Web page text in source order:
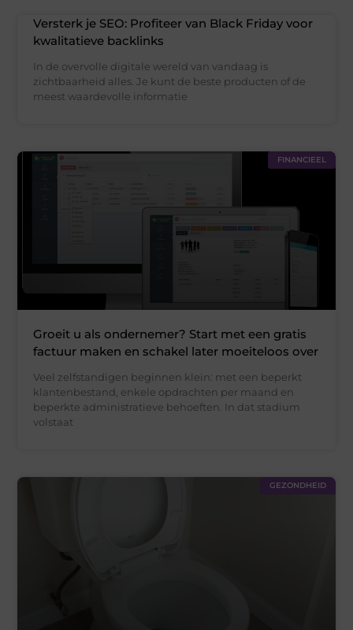
Versterk je SEO: Profiteer van Black Friday voor
kwalitatieve backlinks
In de overvolle digitale wereld van vandaag is
zichtbaarheid alles. Je kunt de beste producten of de
meest waardevolle informatie
FINANCIEEL
Groeit u als ondernemer? Start met een gratis
factuur maken en schakel later moeiteloos over
Veel zelfstandigen beginnen klein: met een beperkt
klantenbestand, enkele opdrachten per maand en
beperkte administratieve behoeften. In dat stadium
volstaat
GEZONDHEID